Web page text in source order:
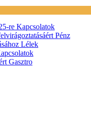
re Kapcsolatok
Pénz
Lélek
Gasztro